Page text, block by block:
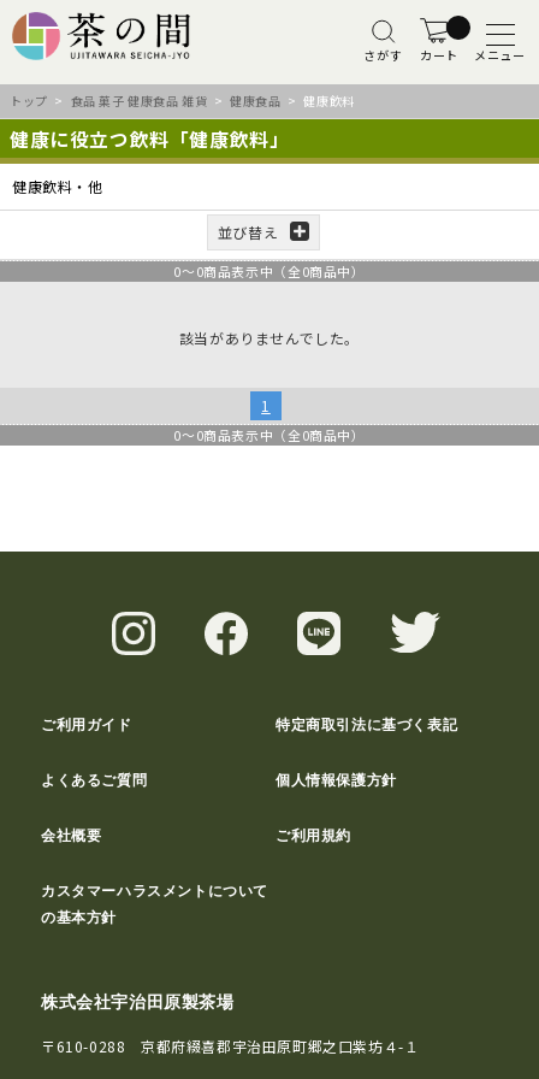
さがす カート メニュー
トップ > 食品 菓子 健康食品 雑貨 >健康食品 > 健康飲料
健康に役立つ飲料「健康飲料」
健康飲料・他
並び替え
0～0商品表示中（全0商品中）
該当がありませんでした。
1
0～0商品表示中（全0商品中）
ご利用ガイド 特定商取引法に基づく表記
よくあるご質問 個人情報保護方針
会社概要 ご利用規約
カスタマーハラスメントについて
の基本方針
株式会社宇治田原製茶場
〒610-0288 京都府綴喜郡宇治田原町郷之口紫坊４-１